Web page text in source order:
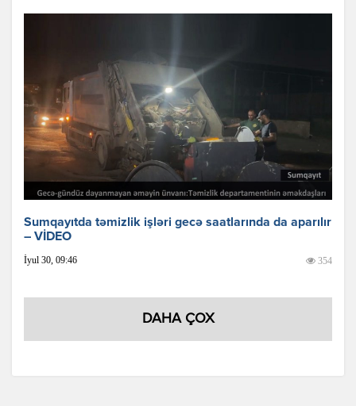
Sumqayıtda təmizlik işləri gecə saatlarında da aparılır
– VİDEO
İyul 30, 09:46 354
DAHA ÇOX